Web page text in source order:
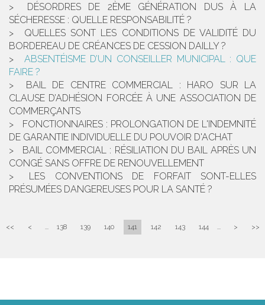
DÉSORDRES DE 2ÈME GÉNÉRATION DUS À LA
SÉCHERESSE : QUELLE RESPONSABILITÉ ?
QUELLES SONT LES CONDITIONS DE VALIDITÉ DU
BORDEREAU DE CRÉANCES DE CESSION DAILLY ?
ABSENTÉISME D’UN CONSEILLER MUNICIPAL : QUE
FAIRE ?
BAIL DE CENTRE COMMERCIAL : HARO SUR LA
CLAUSE D’ADHÉSION FORCÉE À UNE ASSOCIATION DE
COMMERÇANTS
FONCTIONNAIRES : PROLONGATION DE L'INDEMNITÉ
DE GARANTIE INDIVIDUELLE DU POUVOIR D'ACHAT
BAIL COMMERCIAL : RÉSILIATION DU BAIL APRÈS UN
CONGÉ SANS OFFRE DE RENOUVELLEMENT
LES CONVENTIONS DE FORFAIT SONT-ELLES
PRÉSUMÉES DANGEREUSES POUR LA SANTÉ ?
<< < 138 139 140 141 142 143 144 > >>